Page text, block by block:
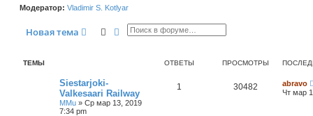
Модератор: Vladimir S. Kotlyar
Новая тема ПоискРасширенный поиск
ТЕМЫ ОТВЕТЫ ПРОСМОТРЫ
Siestarjoki-
Valkesaari Railway
MMu » Ср мар 13, 2019
7:34 pm
1 30482
abravo
Чт мар